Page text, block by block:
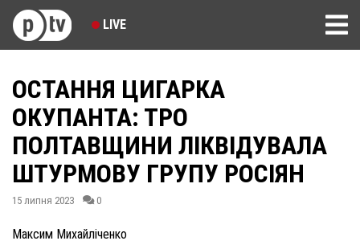
LIVE
ОСТАННЯ ЦИГАРКА
ОКУПАНТА: ТРО
ПОЛТАВЩИНИ ЛІКВІДУВАЛА
ШТУРМОВУ ГРУПУ РОСІЯН
15 липня 2023 0
Максим Михайліченко